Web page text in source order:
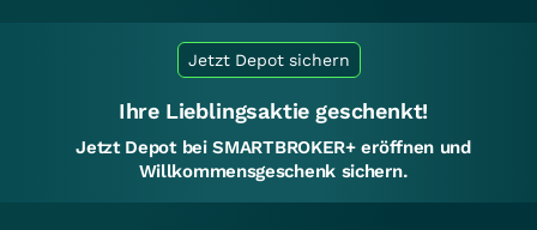
Jetzt Depot sichern
Ihre Lieblingsaktie geschenkt!
Jetzt Depot bei SMARTBROKER+ eröffnen und
Willkommensgeschenk sichern.